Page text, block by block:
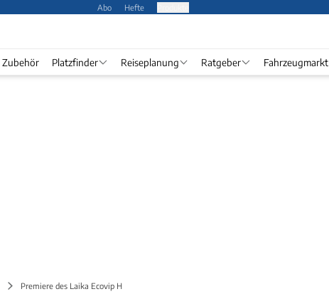
Abo Hefte
Zubehör Platzfinder Reiseplanung Ratgeber Fahrzeugmarkt
Premiere des Laika Ecovip H